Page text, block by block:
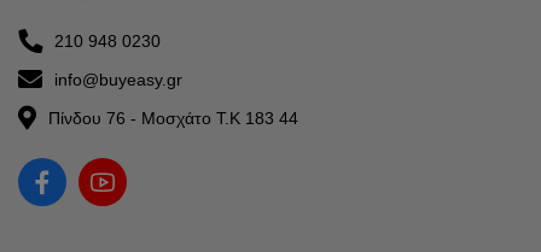
210 948 0230
info@buyeasy.gr
Πίνδου 76 - Μοσχάτο Τ.Κ 183 44